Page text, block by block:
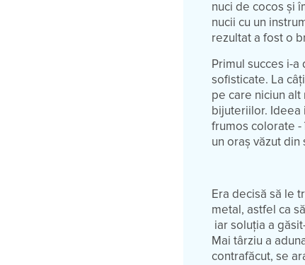
nuci de cocos și
nucii cu un
rezultat a fost o
Primul succes i-
sofisticate. La
pe care niciun
bijuteriilor. Ideea
frumos colorate -
un oraș văzut din
Era decisă să le
metal, astfel ca
iar soluția a
Mai târziu a
contrafăcut, se